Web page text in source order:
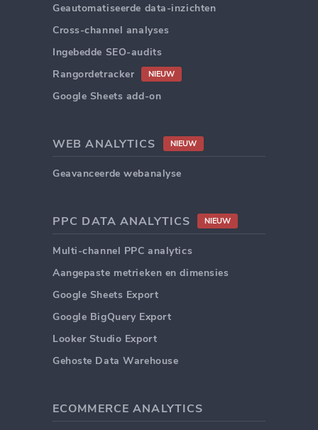
Geautomatiseerde data-inzichten
Cross-channel analyses
Ingebedde SEO-audits
Rangordetracker
NIEUW
Google Sheets add-on
WEB ANALYTICS NIEUW
Geavanceerde webanalyse
PPC DATA ANALYTICS NIEUW
Multi-channel PPC analytics
Aangepaste metrieken en dimensies
Google Sheets Export
Google BigQuery Export
Looker Studio Export
Gehoste Data Warehouse
ECOMMERCE ANALYTICS